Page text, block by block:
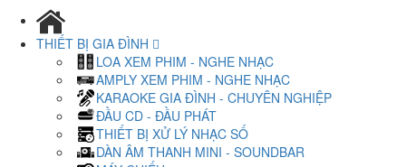
THIẾT BỊ GIA ĐÌNH
LOA XEM PHIM - NGHE NHẠC
AMPLY XEM PHIM - NGHE NHẠC
KARAOKE GIA ĐÌNH - CHUYÊN NGHIỆP
ĐẦU CD - ĐẦU PHÁT
THIẾT BỊ XỬ LÝ NHẠC SỐ
DÀN ÂM THANH MINI - SOUNDBAR